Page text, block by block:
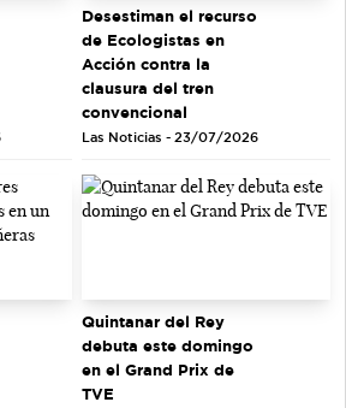
Desestiman el recurso
de Ecologistas en
Acción contra la
clausura del tren
convencional
Las Noticias - 23/07/2026
Quintanar del Rey
debuta este domingo
en el Grand Prix de
TVE